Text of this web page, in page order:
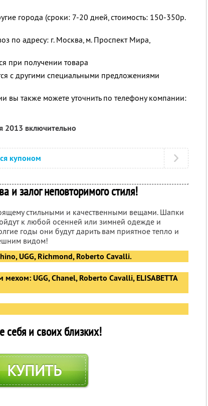
города (сроки: 7-20 дней, стоимость: 150-350р.
по адресу: г. Москва, м. Проспект Мира,
при получении товара
с другими специальными предложениями
вы также можете уточнить по телефону компании:
2013 включительно
купоном
и залог неповторимого стиля!
стильными и качественными вещами. Шапки
к любой осенней или зимней одежде и
годы они будут дарить вам приятное тепло и
видом!
UGG, Richmond, Roberto Cavalli.
UGG, Chanel, Roberto Cavalli, ELISABETTA
себя и своих близких!
КУПИТЬ